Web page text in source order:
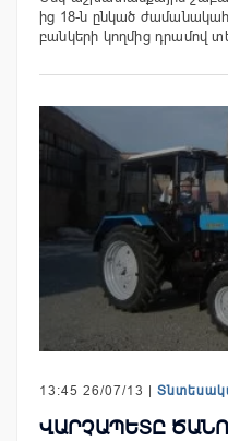
ից 18-ն ընկած
բանկերի կողմից դրամով
13:45 26/07/13 |
ՎԱՐՉԱՊԵՏԸ